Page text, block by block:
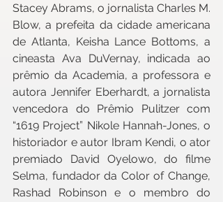
Stacey Abrams, o jornalista Charles M.
Blow, a prefeita da cidade americana
de Atlanta, Keisha Lance Bottoms, a
cineasta Ava DuVernay, indicada ao
prêmio da Academia, a professora e
autora Jennifer Eberhardt, a jornalista
vencedora do Prêmio Pulitzer com
“1619 Project” Nikole Hannah-Jones, o
historiador e autor Ibram Kendi, o ator
premiado David Oyelowo, do filme
Selma, fundador da Color of Change,
Rashad Robinson e o membro do